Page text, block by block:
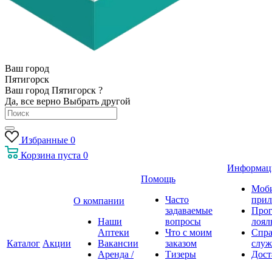
Ваш город
Пятигорск
Ваш город Пятигорск ?
Да, все верно Выбрать другой
Избранные 0
Корзина пуста 0
Каталог Акции
О компании
Наши
Аптеки
Вакансии
Аренда /
Помощь
Часто
задаваемые
вопросы
Что с моим
заказом
Тизеры